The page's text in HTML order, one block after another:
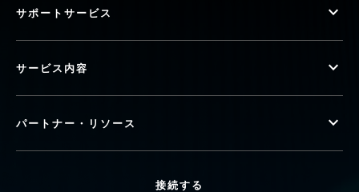
サポートサービス
サービス内容
パートナー・リソース
接続する